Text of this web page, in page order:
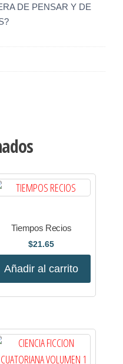
DE PENSAR Y DE
Tiempos Recios
$21.65
Añadir al carrito